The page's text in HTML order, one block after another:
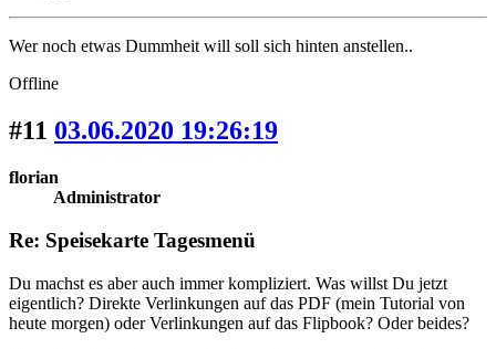
Wer noch etwas Dummheit will soll sich hinten anstellen..
Offline
#11 03.06.2020 19:26:19
florian
Administrator
Re: Speisekarte Tagesmenü
Du machst es aber auch immer kompliziert. Was willst Du jetzt
eigentlich? Direkte Verlinkungen auf das PDF (mein Tutorial von
heute morgen) oder Verlinkungen auf das Flipbook? Oder beides?